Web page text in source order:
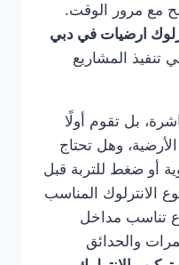
مع مرور الوقت.
ارضيات في دبي
المشاريع
بل تقوم أولًا
وهل تحتاج
أو ضغط للتربة قبل
الانترلوك المناسب
تناسب مداخل
والحدائق